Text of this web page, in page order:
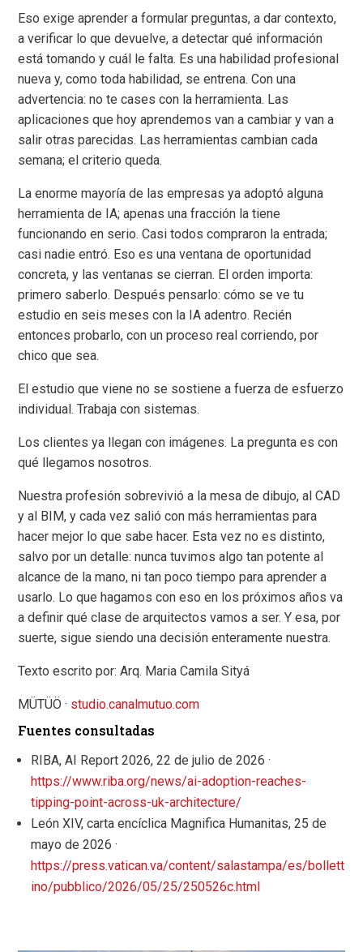
Eso exige aprender a formular preguntas, a dar contexto,
a verificar lo que devuelve, a detectar qué información
está tomando y cuál le falta. Es una habilidad profesional
nueva y, como toda habilidad, se entrena. Con una
advertencia: no te cases con la herramienta. Las
aplicaciones que hoy aprendemos van a cambiar y van a
salir otras parecidas. Las herramientas cambian cada
semana; el criterio queda.
La enorme mayoría de las empresas ya adoptó alguna
herramienta de IA; apenas una fracción la tiene
funcionando en serio. Casi todos compraron la entrada;
casi nadie entró. Eso es una ventana de oportunidad
concreta, y las ventanas se cierran. El orden importa:
primero saberlo. Después pensarlo: cómo se ve tu
estudio en seis meses con la IA adentro. Recién
entonces probarlo, con un proceso real corriendo, por
chico que sea.
El estudio que viene no se sostiene a fuerza de esfuerzo
individual. Trabaja con sistemas.
Los clientes ya llegan con imágenes. La pregunta es con
qué llegamos nosotros.
Nuestra profesión sobrevivió a la mesa de dibujo, al CAD
y al BIM, y cada vez salió con más herramientas para
hacer mejor lo que sabe hacer. Esta vez no es distinto,
salvo por un detalle: nunca tuvimos algo tan potente al
alcance de la mano, ni tan poco tiempo para aprender a
usarlo. Lo que hagamos con eso en los próximos años va
a definir qué clase de arquitectos vamos a ser. Y esa, por
suerte, sigue siendo una decisión enteramente nuestra.
Texto escrito por: Arq. Maria Camila Sityá
MÜTÜÖ · studio.canalmutuo.com
Fuentes consultadas
RIBA, AI Report 2026, 22 de julio de 2026 ·
https://www.riba.org/news/ai-adoption-reaches-
tipping-point-across-uk-architecture/
León XIV, carta encíclica Magnifica Humanitas, 25 de
mayo de 2026 ·
https://press.vatican.va/content/salastampa/es/bollett
ino/pubblico/2026/05/25/250526c.html